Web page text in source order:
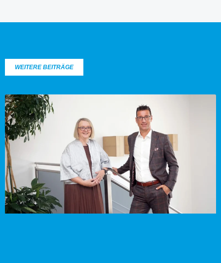
WEITERE BEITRÄGE